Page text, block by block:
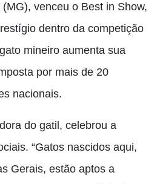
venceu o Best in Show,
dentro da competição
mineiro aumenta sua
por mais de 20
nacionais.
do gatil, celebrou a
“Gatos nascidos aqui,
Gerais, estão aptos a